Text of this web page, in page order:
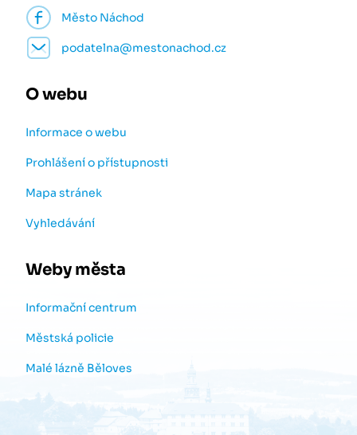
Město Náchod
podatelna@mestonachod.cz
O webu
Informace o webu
Prohlášení o přístupnosti
Mapa stránek
Vyhledávání
Weby města
Informační centrum
Městská policie
Malé lázně Běloves